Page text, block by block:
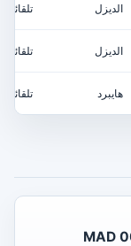
الديزل تلقائي
الديزل تلقائي
هايبرد تلقائي